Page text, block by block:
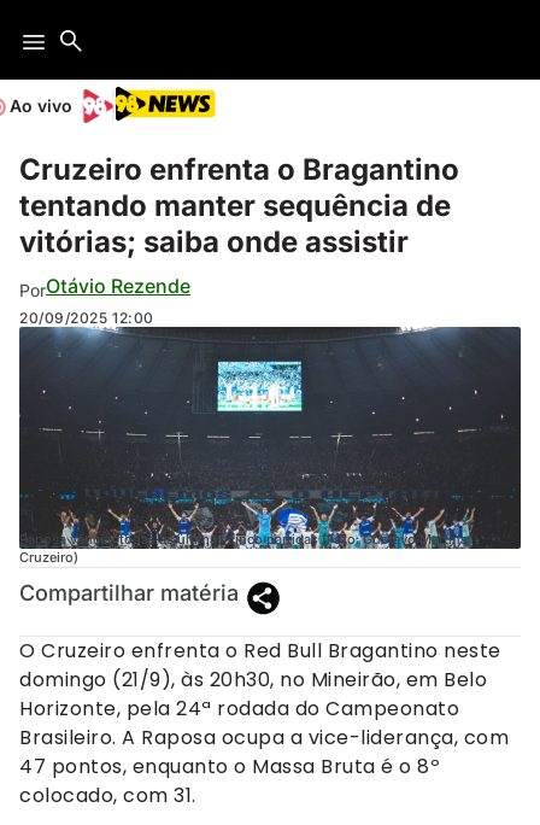
Ao vivo
Cruzeiro enfrenta o Bragantino
tentando manter sequência de
vitórias; saiba onde assistir
PorOtávio Rezende
20/09/2025 12:00
Raposa venceu todas as últimas cinco partidas (Foto: Gustavo Martins/
Cruzeiro)
Compartilhar matéria
O Cruzeiro enfrenta o Red Bull Bragantino neste
domingo (21/9), às 20h30, no Mineirão, em Belo
Horizonte, pela 24ª rodada do Campeonato
Brasileiro. A Raposa ocupa a vice-liderança, com
47 pontos, enquanto o Massa Bruta é o 8º
colocado, com 31.